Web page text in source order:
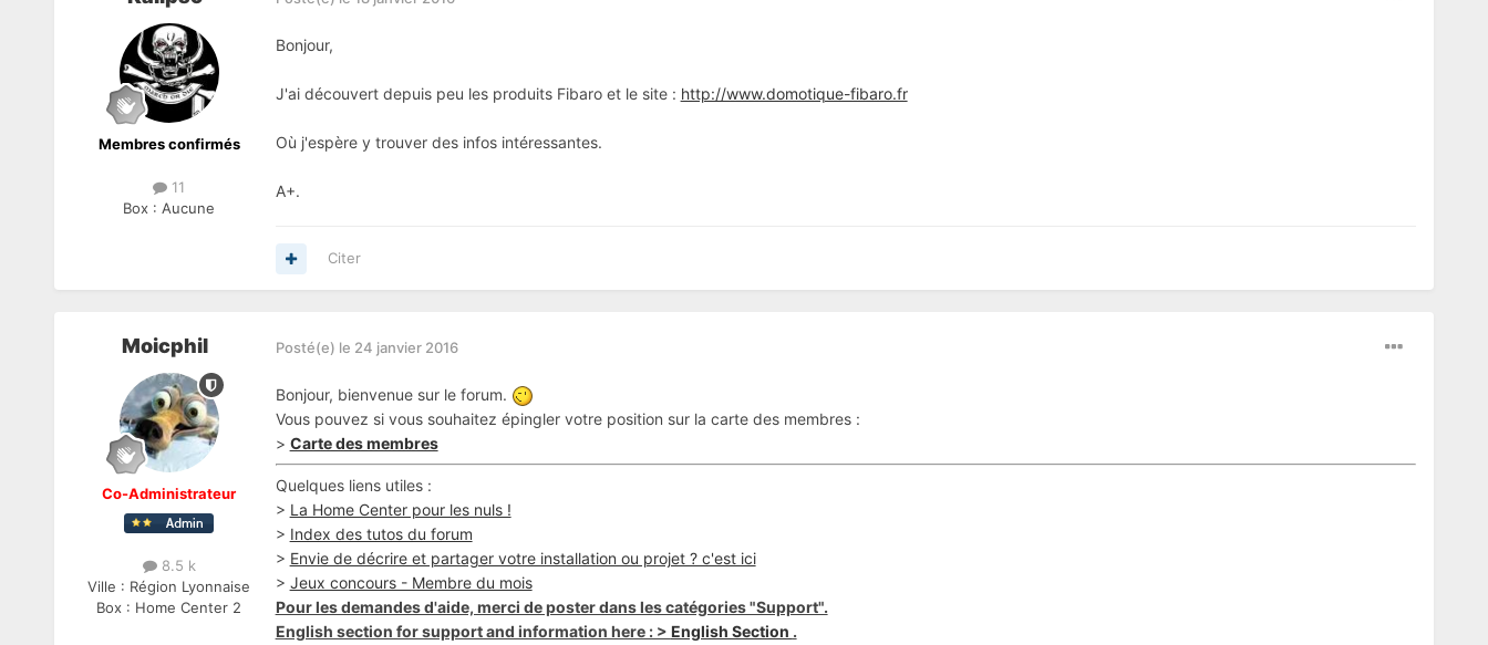
Membres confirmés
11
Box :Aucune
Bonjour,
J'ai découvert depuis peu les produits Fibaro et le site : http://www.domotique-fibaro.fr
Où j'espère y trouver des infos intéressantes.
A+.
Citer
Moicphil
Co-Administrateur
8.5 k
Ville : Région Lyonnaise
Box : Home Center 2
Posté(e) le 24 janvier 2016
Bonjour, bienvenue sur le forum.
Vous pouvez si vous souhaitez épingler votre position sur la carte des membres :
> Carte des membres
Quelques liens utiles :
> La Home Center pour les nuls !
> Index des tutos du forum
> Envie de décrire et partager votre installation ou projet ? c'est ici
> Jeux concours - Membre du mois
Pour les demandes d'aide, merci de poster dans les catégories "Support".
English section for support and information here : > English Section .